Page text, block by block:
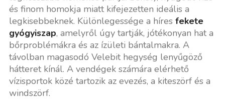
és finom homokja miatt kifejezetten ideális a
legkisebbeknek. Különlegessége a híres fekete
gyógyiszap, amelyről úgy tartják, jótékonyan hat a
bőrproblémákra és az ízületi bántalmakra. A
távolban magasodó Velebit hegység lenyűgöző
hátteret kínál. A vendégek számára elérhető
vízisportok közé tartozik az evezés, a kiteszörf és a
windszörf.